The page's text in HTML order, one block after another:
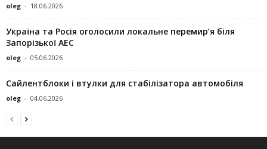
oleg - 18.06.2026
Україна та Росія оголосили локальне перемир’я біля
Запорізької АЕС
oleg - 05.06.2026
Сайлентблоки і втулки для стабілізатора автомобіля
oleg - 04.06.2026